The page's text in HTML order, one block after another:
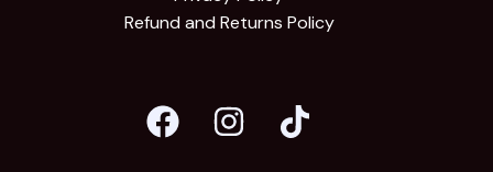
Refund and Returns Policy